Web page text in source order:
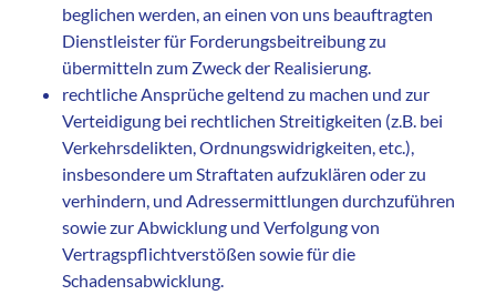
beglichen werden, an einen von uns beauftragten
Dienstleister für Forderungsbeitreibung zu
übermitteln zum Zweck der Realisierung.
rechtliche Ansprüche geltend zu machen und zur
Verteidigung bei rechtlichen Streitigkeiten (z.B. bei
Verkehrsdelikten, Ordnungswidrigkeiten, etc.),
insbesondere um Straftaten aufzuklären oder zu
verhindern, und Adressermittlungen durchzuführen
sowie zur Abwicklung und Verfolgung von
Vertragspflichtverstößen sowie für die
Schadensabwicklung.